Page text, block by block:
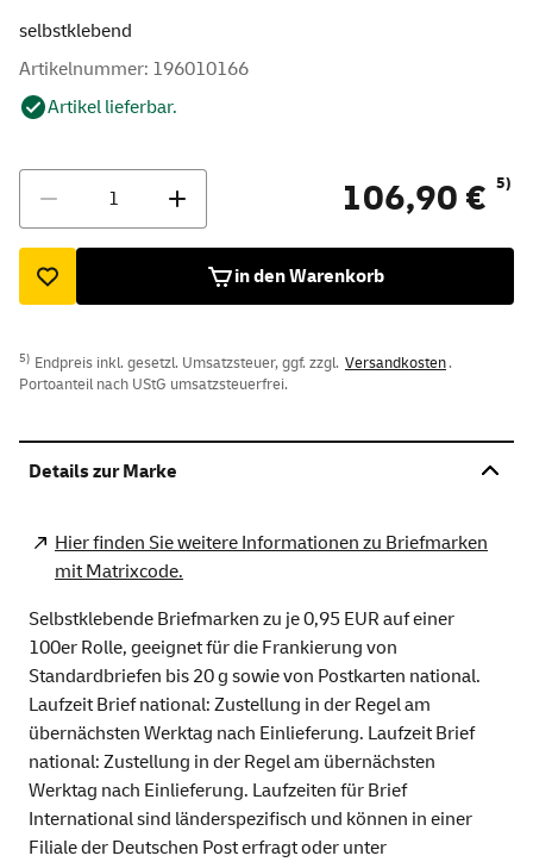
selbstklebend
Artikelnummer: 196010166
Artikel lieferbar.
106,90 € 5)
in den Warenkorb
5) Endpreis inkl. gesetzl. Umsatzsteuer, ggf. zzgl. Versandkosten.
Portoanteil nach UStG umsatzsteuerfrei.
Details zur Marke
Hier finden Sie weitere Informationen zu Briefmarken
mit Matrixcode.
Selbstklebende Briefmarken zu je 0,95 EUR auf einer
100er Rolle, geeignet für die Frankierung von
Standardbriefen bis 20 g sowie von Postkarten national.
Laufzeit Brief national: Zustellung in der Regel am
übernächsten Werktag nach Einlieferung. Laufzeit Brief
national: Zustellung in der Regel am übernächsten
Werktag nach Einlieferung. Laufzeiten für Brief
International sind länderspezifisch und können in einer
Filiale der Deutschen Post erfragt oder unter